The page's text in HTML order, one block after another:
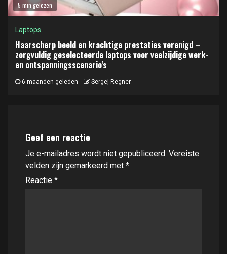
5 min gelezen
Laptops
Haarscherp beeld en krachtige prestaties verenigd –
zorgvuldig geselecteerde laptops voor veelzijdige werk-
en ontspanningsscenario’s
6 maanden geleden Sergej Regner
Geef een reactie
Je e-mailadres wordt niet gepubliceerd. Vereiste
velden zijn gemarkeerd met *
Reactie *